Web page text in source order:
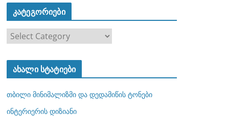
კატეგორიები
ტ
ო
რ
ახალი სტატიები
თბილი მინიმალიზმი და დედამიწის ტონები
ინტერიერის დიზიანი